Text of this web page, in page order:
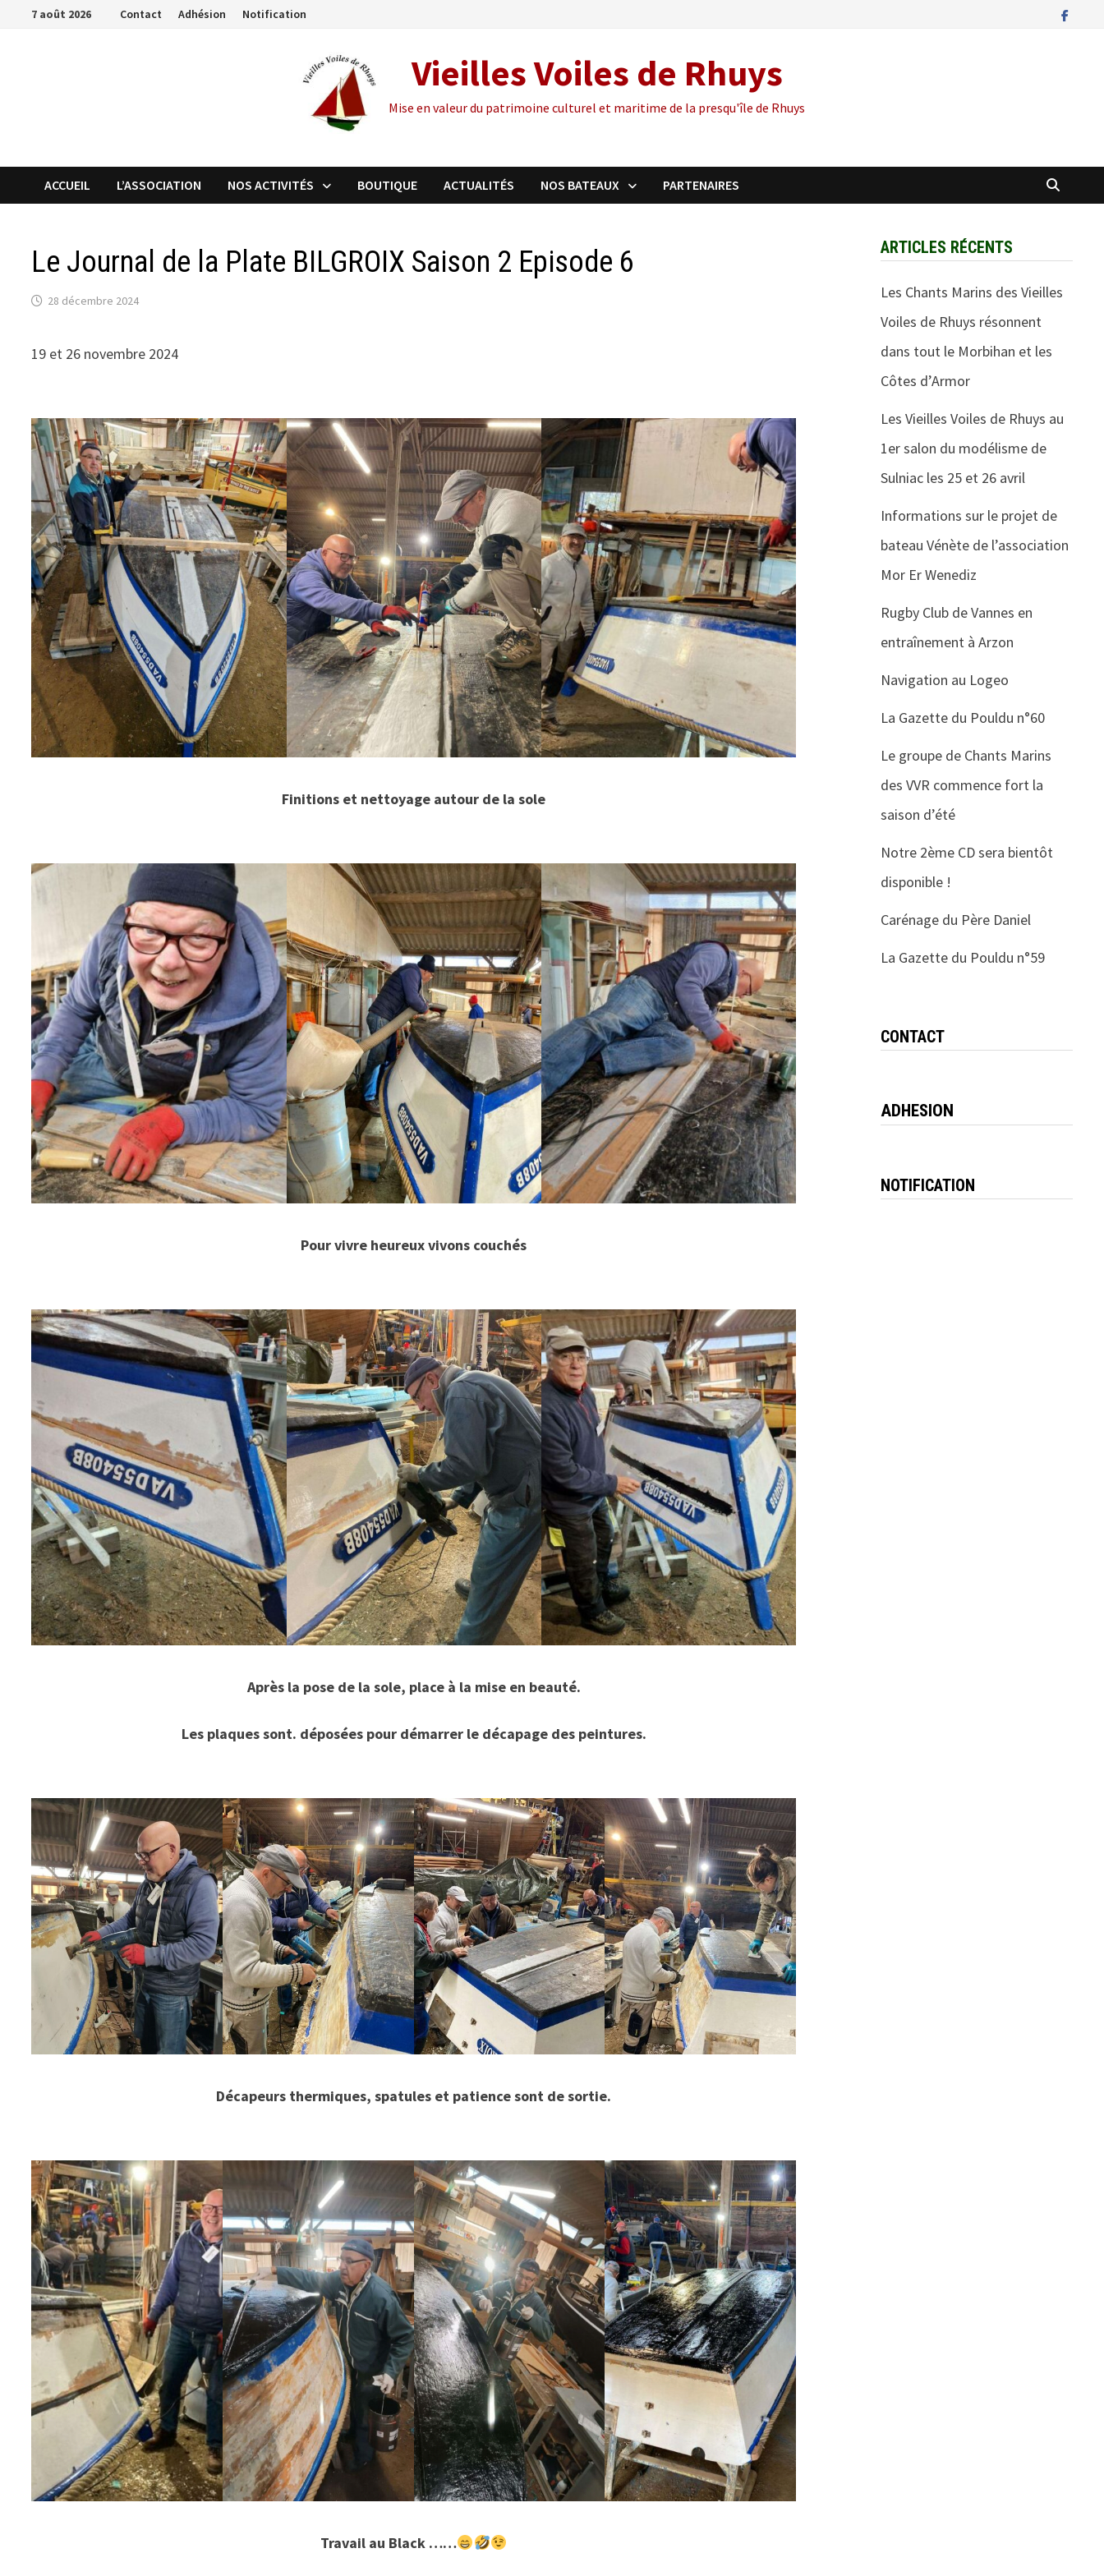
Passer7 août 2026 Contact Adhésion Notification
Vieilles Voiles de Rhuys
Mise en valeur du patrimoine culturel et maritime de la presqu'île de Rhuys
ACCUEIL L’ASSOCIATION NOS ACTIVITÉS BOUTIQUE ACTUALITÉS NOS BATEAUX PARTENAIRES
Le Journal de la Plate BILGROIX Saison 2 Episode 6
28 décembre 2024
19 et 26 novembre 2024
Finitions et nettoyage autour de la sole
Pour vivre heureux vivons couchés
Après la pose de la sole, place à la mise en beauté.
Les plaques sont. déposées pour démarrer le décapage des peintures.
Décapeurs thermiques, spatules et patience sont de sortie.
Travail au Black ……
ARTICLES RÉCENTS
Les Chants Marins des Vieilles
Voiles de Rhuys résonnent
dans tout le Morbihan et les
Côtes d’Armor
Les Vieilles Voiles de Rhuys au
1er salon du modélisme de
Sulniac les 25 et 26 avril
Informations sur le projet de
bateau Vénète de l’association
Mor Er Wenediz
Rugby Club de Vannes en
entraînement à Arzon
Navigation au Logeo
La Gazette du Pouldu n°60
Le groupe de Chants Marins
des VVR commence fort la
saison d’été
Notre 2ème CD sera bientôt
disponible !
Carénage du Père Daniel
La Gazette du Pouldu n°59
CONTACT
ADHESION
NOTIFICATION